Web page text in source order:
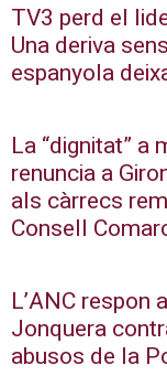
TV3 perd el
Una deriva
espanyola
La “dignitat” a
renuncia a
als càrrecs
Consell
L’ANC respon
Jonquera
abusos de la